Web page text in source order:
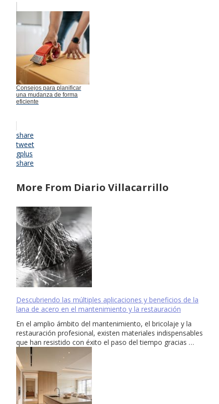
Consejos para planificar
una mudanza de forma
eficiente
share
tweet
gplus
share
More From Diario Villacarrillo
Descubriendo las múltiples aplicaciones y beneficios de la
lana de acero en el mantenimiento y la restauración
En el amplio ámbito del mantenimiento, el bricolaje y la
restauración profesional, existen materiales indispensables
que han resistido con éxito el paso del tiempo gracias …